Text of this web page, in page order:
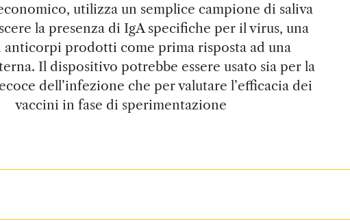
utilizza un semplice campione di saliva
la presenza di IgA specifiche per il virus, una
anticorpi prodotti come prima risposta ad una
Il dispositivo potrebbe essere usato sia per la
dell’infezione che per valutare l’efficacia dei
vaccini in fase di sperimentazione